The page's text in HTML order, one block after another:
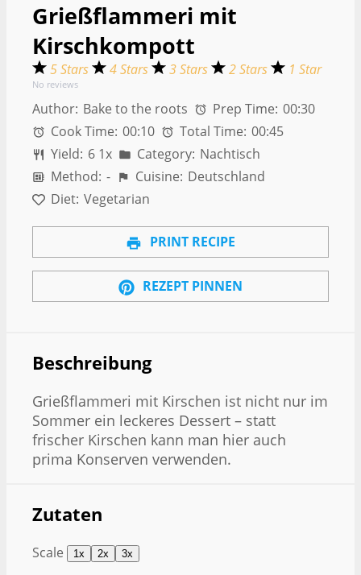
Grießflammeri mit
Kirschkompott
5 Stars 4 Stars 3 Stars 2 Stars 1 Star
No reviews
Author: Bake to the roots Prep Time: 00:30
Cook Time: 00:10 Total Time: 00:45
Yield: 6 1x Category: Nachtisch
Method: - Cuisine: Deutschland
Diet: Vegetarian
PRINT RECIPE
REZEPT PINNEN
Beschreibung
Grießflammeri mit Kirschen ist nicht nur im
Sommer ein leckeres Dessert – statt
frischer Kirschen kann man hier auch
prima Konserven verwenden.
Zutaten
Scale 1x 2x 3x